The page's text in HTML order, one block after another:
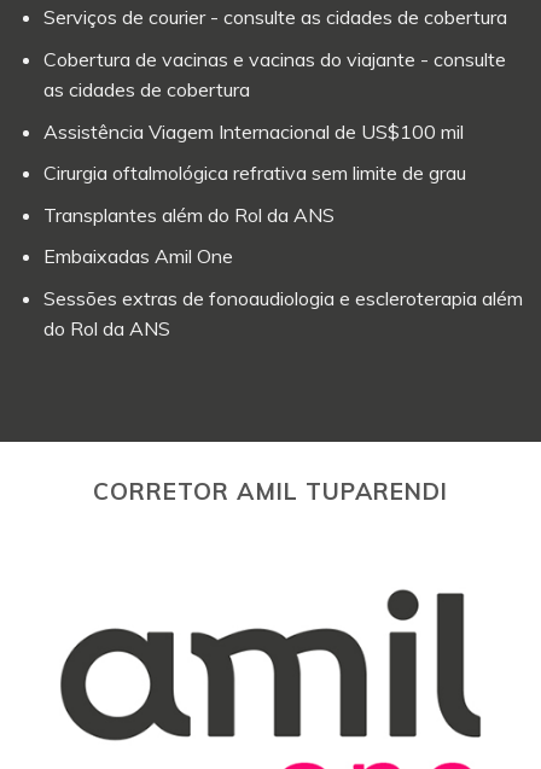
Serviços de courier - consulte as cidades de cobertura
Cobertura de vacinas e vacinas do viajante - consulte
as cidades de cobertura
Assistência Viagem Internacional de US$100 mil
Cirurgia oftalmológica refrativa sem limite de grau
Transplantes além do Rol da ANS
Embaixadas Amil One
Sessões extras de fonoaudiologia e escleroterapia além
do Rol da ANS
CORRETOR AMIL TUPARENDI